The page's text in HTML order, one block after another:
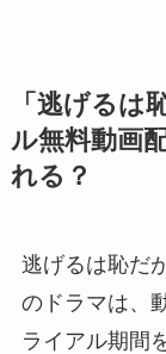
「逃げるは
ル無料動画
れる？
逃げるは恥だ
のドラマは、
ライアル期間